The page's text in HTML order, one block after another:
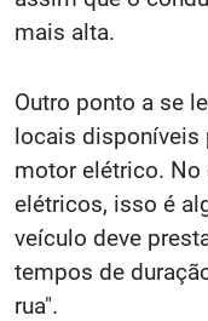
mais alta.
Outro ponto a se
locais disponíveis
motor elétrico. No
elétricos, isso é
veículo deve
tempos de
rua".